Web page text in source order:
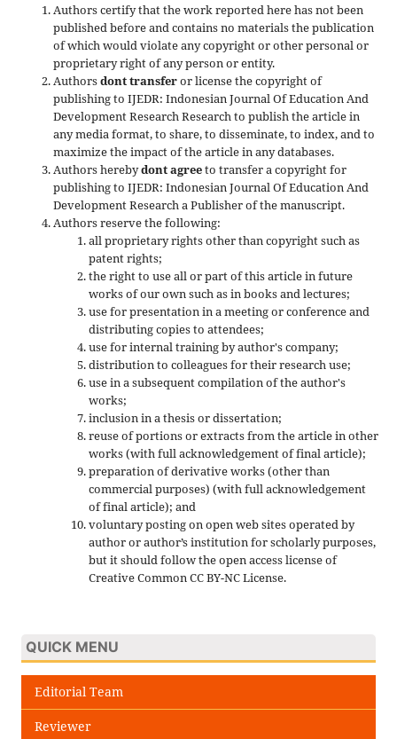
Authors certify that the work reported here has not been
published before and contains no materials the publication
of which would violate any copyright or other personal or
proprietary right of any person or entity.
Authorsdont transferor license the copyright of
publishing to IJEDR: Indonesian Journal Of Education And
Development Research Research to publish the article in
any media format, to share, to disseminate, to index, and to
maximize the impact of the article in any databases.
Authors herebydont agreeto transfer a copyright for
publishing to IJEDR: Indonesian Journal Of Education And
Development Research a Publisher of the manuscript.
Authors reserve the following:
all proprietary rights other than copyright such as
patent rights;
the right to use all or part of this article in future
works of our own such as in books and lectures;
use for presentation in a meeting or conference and
distributing copies to attendees;
use for internal training by author's company;
distribution to colleagues for their research use;
use in a subsequent compilation of the author's
works;
inclusion in a thesis or dissertation;
reuse of portions or extracts from the article in other
works (with full acknowledgement of final article);
preparation of derivative works (other than
commercial purposes) (with full acknowledgement
of final article); and
voluntary posting on open web sites operated by
author or author’s institution for scholarly purposes,
but it should follow the open access license of
Creative Common CC BY-NC License.
QUICK MENU
Editorial Team
Reviewer